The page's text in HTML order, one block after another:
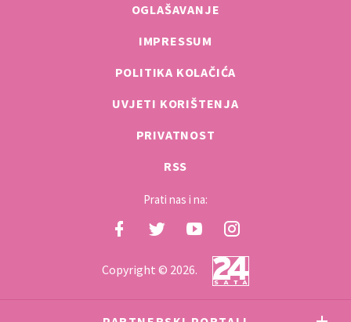
OGLAŠAVANJE
IMPRESSUM
POLITIKA KOLAČIĆA
UVJETI KORIŠTENJA
PRIVATNOST
RSS
Prati nas i na:
Copyright © 2026.